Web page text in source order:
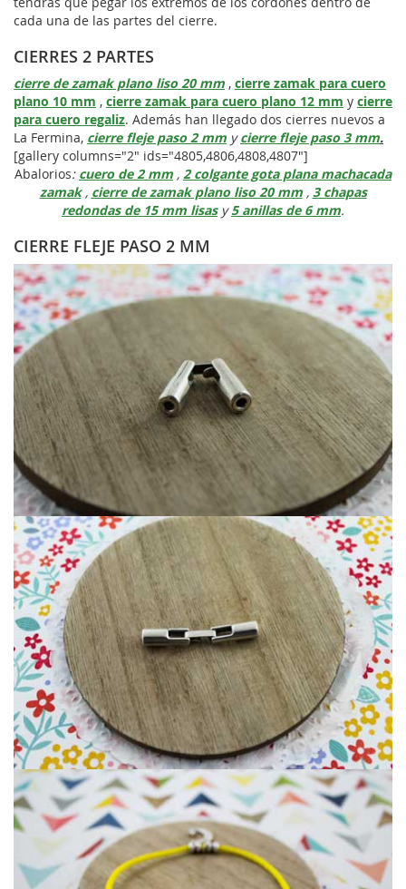
cada una de las partes del cierre.
CIERRES 2 PARTES
cierre de zamak plano liso 20 mm , cierre zamak para cuero
plano 10 mm , cierre zamak para cuero plano 12 mm y cierre
para cuero regaliz. Además han llegado dos cierres nuevos a
La Fermina, cierre fleje paso 2 mm ycierre fleje paso 3 mm.
[gallery columns="2" ids="4805,4806,4808,4807"]
Abalorios: cuero de 2 mm , 2 colgante gota plana machacada
zamak, cierre de zamak plano liso 20 mm, 3 chapas
redondas de 15 mm lisasy5 anillas de 6 mm.
CIERRE FLEJE PASO 2 MM